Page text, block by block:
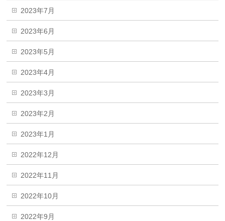
2023年7月
2023年6月
2023年5月
2023年4月
2023年3月
2023年2月
2023年1月
2022年12月
2022年11月
2022年10月
2022年9月